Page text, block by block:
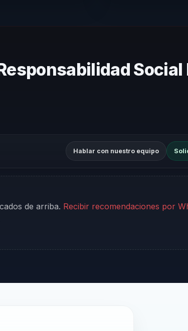
Social
Hablar con nuestro equipo
de arriba. Recibir recomendaciones por